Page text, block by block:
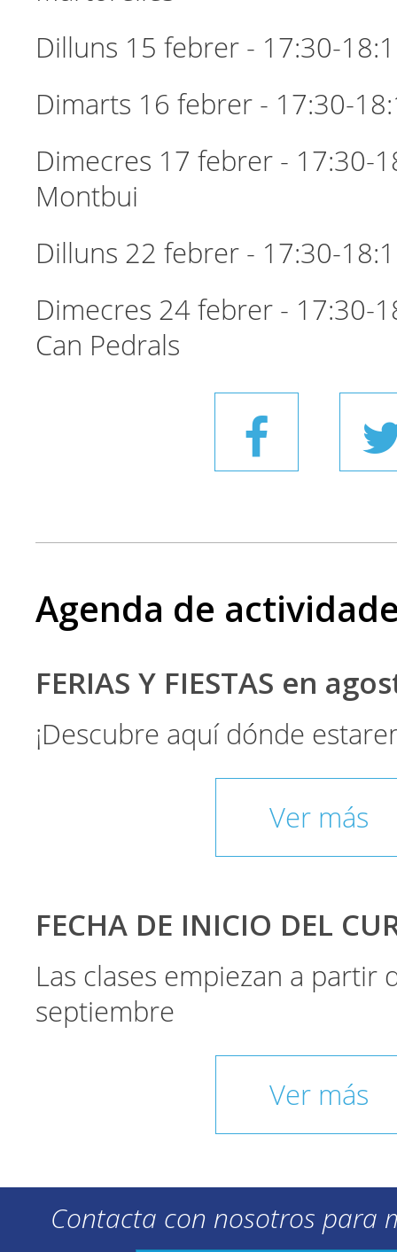
Dilluns 15 febrer - 17:30-
Dimarts 16 febrer - 17:30-
Dimecres 17 febrer - 17:30-
Montbui
Dilluns 22 febrer - 17:30-
Dimecres 24 febrer - 17:30-
Can Pedrals
Agenda de
FERIAS Y FIESTAS en
¡Descubre aquí dónde
Ver más
FECHA DE INICIO DEL
Las clases empiezan a partir
septiembre
Ver más
Contacta con nosotros para